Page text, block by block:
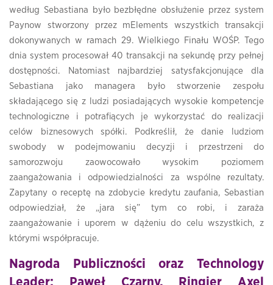
według Sebastiana było bezbłędne obsłużenie przez system
Paynow stworzony przez mElements wszystkich transakcji
dokonywanych w ramach 29. Wielkiego Finału WOŚP. Tego
dnia system procesował 40 transakcji na sekundę przy pełnej
dostępności. Natomiast najbardziej satysfakcjonujące dla
Sebastiana jako managera było stworzenie zespołu
składającego się z ludzi posiadających wysokie kompetencje
technologiczne i potrafiących je wykorzystać do realizacji
celów biznesowych spółki. Podkreślił, że danie ludziom
swobody w podejmowaniu decyzji i przestrzeni do
samorozwoju zaowocowało wysokim poziomem
zaangażowania i odpowiedzialności za wspólne rezultaty.
Zapytany o receptę na zdobycie kredytu zaufania, Sebastian
odpowiedział, że „jara się” tym co robi, i zaraża
zaangażowanie i uporem w dążeniu do celu wszystkich, z
którymi współpracuje.
Nagroda Publiczności oraz Technology
Leader: Paweł Czarny, Ringier Axel